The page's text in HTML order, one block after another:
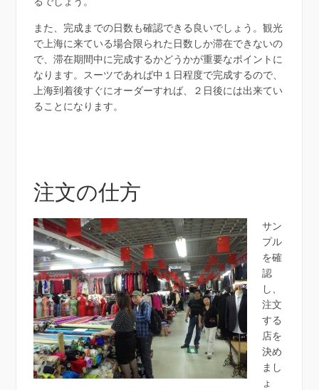
また、完成までの日数も確認できる良いでしょう。観光
で上海に来ている場合限られた日数しか滞在できないの
で、滞在期間中に完成するかどうかが重要なポイントに
なります。スーツであれば中１日程度で完成するので、
上海到着後すぐにオーダーすれば、２日後には出来てい
ることになります。
注文の仕方
サン
プル
を確
認
し、
注文
する
店を
決め
まし
ょ